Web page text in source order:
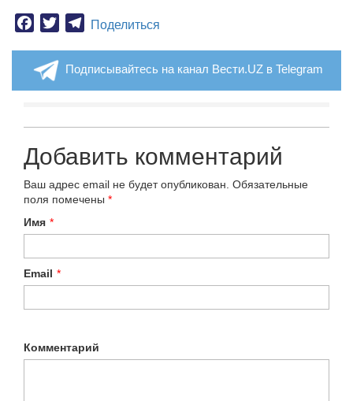
Facebook
TwitterTelegram
Поделиться
Подписывайтесь на канал Вести.UZ в Telegram
Добавить комментарий
Ваш адрес email не будет опубликован. Обязательные
поля помечены *
Имя *
Email *
Комментарий